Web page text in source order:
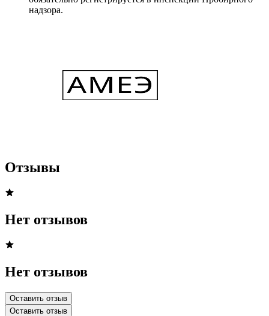
надзора.
Отзывы
Нет отзывов
Нет отзывов
Оставить отзыв
Оставить отзыв